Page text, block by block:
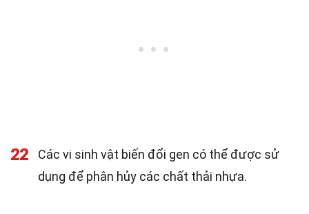
22
Các vi sinh vật biến đổi gen có thể được sử
dụng để phân hủy các chất thải nhựa.